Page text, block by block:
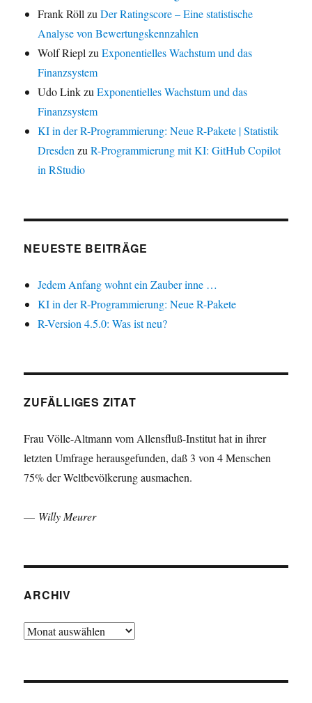
Frank Röll zuDer Ratingscore – Eine statistische
Analyse von Bewertungskennzahlen
Wolf Riepl zuExponentielles Wachstum und das
Finanzsystem
Udo LinkzuExponentielles Wachstum und das
Finanzsystem
KI in der R-Programmierung: Neue R-Pakete | Statistik
Dresden zuR-Programmierung mit KI: GitHub Copilot
in RStudio
NEUESTE BEITRÄGE
Jedem Anfang wohnt ein Zauber inne …
KI in der R-Programmierung: Neue R-Pakete
R-Version 4.5.0: Was ist neu?
ZUFÄLLIGES ZITAT
Frau Völle-Altmann vom Allensfluß-Institut hat in ihrer
letzten Umfrage herausgefunden, daß 3 von 4 Menschen
75% der Weltbevölkerung ausmachen.
— Willy Meurer
ARCHIV
Archiv